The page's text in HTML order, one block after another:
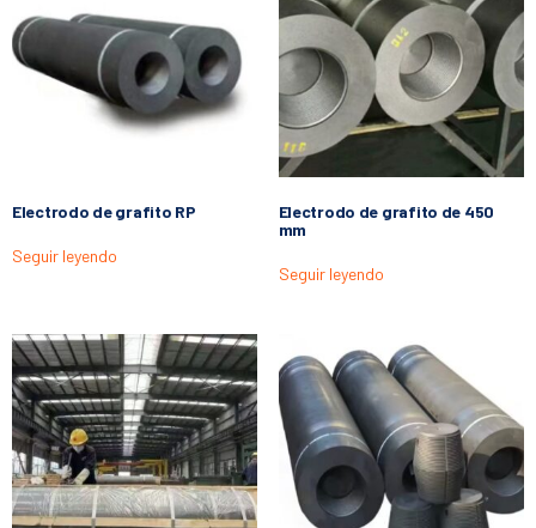
Electrodo de grafito RP
Seguir leyendo
Electrodo de grafito de 450
mm
Seguir leyendo